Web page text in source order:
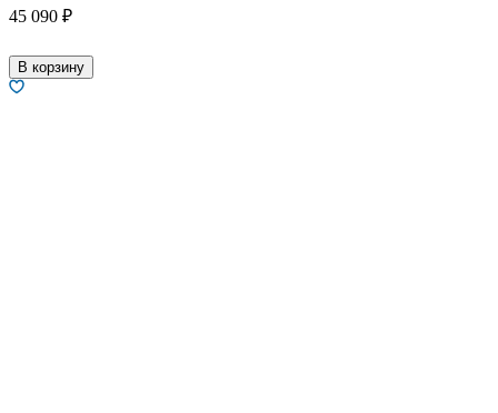
45 090 ₽
В корзину